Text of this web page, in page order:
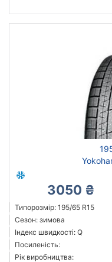
3050 ₴
Типорозмір: 195/65 R15
Сезон: зимова
Індекс швидкості: Q
Посиленість:
Рік виробництва: